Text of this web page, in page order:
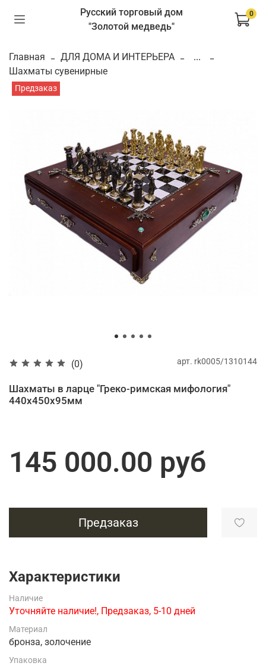
Русский торговый дом
"Золотой медведь"
0
Главная ДЛЯ ДОМА И ИНТЕРЬЕРА
...
Шахматы сувенирные
Предзаказ
(0) арт. rk0005/1310144
Шахматы в ларце "Греко-римская мифология"
440х450х95мм
145 000.00 руб
Предзаказ
Характеристики
Наличие
Уточняйте наличие!, Предзаказ, 5-10 дней
Материал
бронза, золочение
Упаковка